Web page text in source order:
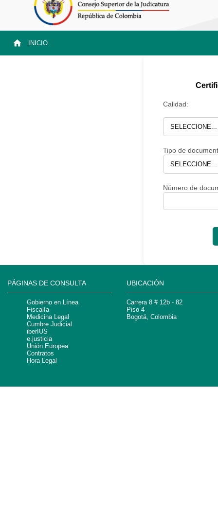
INICIO
Calidad:
Tipo de
Número de
PÁGINAS DE CONSULTA
Gobierno en Línea
Fiscalía
Medicina Legal
Cumbre Judicial
iberIUS
e.justicia
Unión Europea
Contratos
Hora Legal
UBICACIÓN
Carrera 8 # 12b - 82
Piso 4
Bogotá, Colombia